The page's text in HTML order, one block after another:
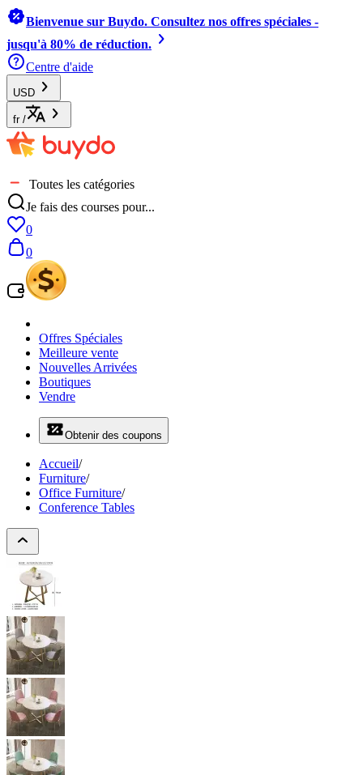
Bienvenue sur Buydo. Consultez nos offres spéciales -
jusqu'à 80% de réduction.
Centre d'aide
USD
fr /
Toutes les catégories
Je fais des courses pour...
0
0
Offres Spéciales
Meilleure vente
Nouvelles Arrivées
Boutiques
Vendre
Obtenir des coupons
Accueil/
Furniture/
Office Furniture/
Conference Tables